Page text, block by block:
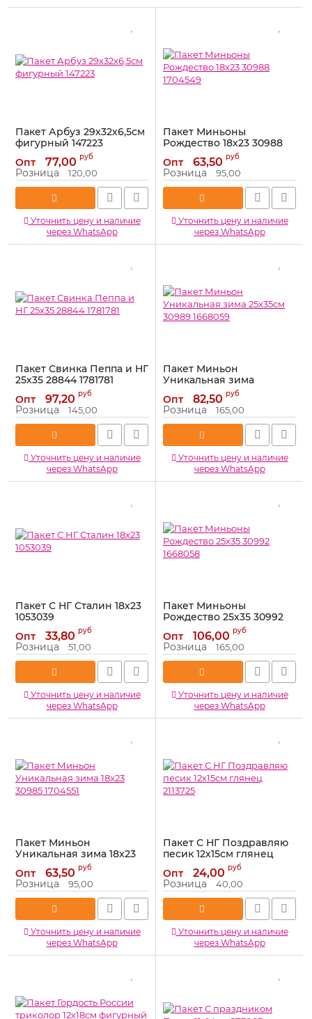
Пакет Арбуз 29х32х6,5см
фигурный 147223
Артикул: 147223
Опт 77,00 руб
Розница 120,00
Уточнить цену и наличие
через WhatsApp
Пакет Миньоны
Рождество 18х23 30988
Артикул: 1704549
Опт 63,50 руб
Розница 95,00
Уточнить цену и наличие
через WhatsApp
Пакет Свинка Пеппа и НГ
25х35 28844 1781781
Артикул: 1781781
Опт 97,20 руб
Розница 145,00
Уточнить цену и наличие
через WhatsApp
Пакет Миньон
Уникальная зима
25х35см 30989 1668059
Артикул: 1668059
Опт 82,50 руб
Розница 165,00
Уточнить цену и наличие
через WhatsApp
Пакет С НГ Сталин 18х23
1053039
Артикул: 1053039
Опт 33,80 руб
Розница 51,00
Уточнить цену и наличие
через WhatsApp
Пакет Миньоны
Рождество 25х35 30992
Артикул: 1668058
Опт 106,00 руб
Розница 165,00
Уточнить цену и наличие
через WhatsApp
Пакет Миньон
Уникальная зима 18х23
30985 1704551
Артикул: 1704551
Опт 63,50 руб
Розница 95,00
Уточнить цену и наличие
через WhatsApp
Пакет С НГ Поздравляю
песик 12х15см глянец
Артикул: 2113725
Опт 24,00 руб
Розница 40,00
Уточнить цену и наличие
через WhatsApp